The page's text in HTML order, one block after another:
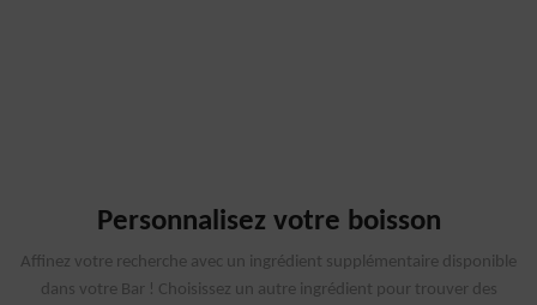
Personnalisez votre boisson
Affinez votre recherche avec un ingrédient supplémentaire disponible
dans votre Bar ! Choisissez un autre ingrédient pour trouver des